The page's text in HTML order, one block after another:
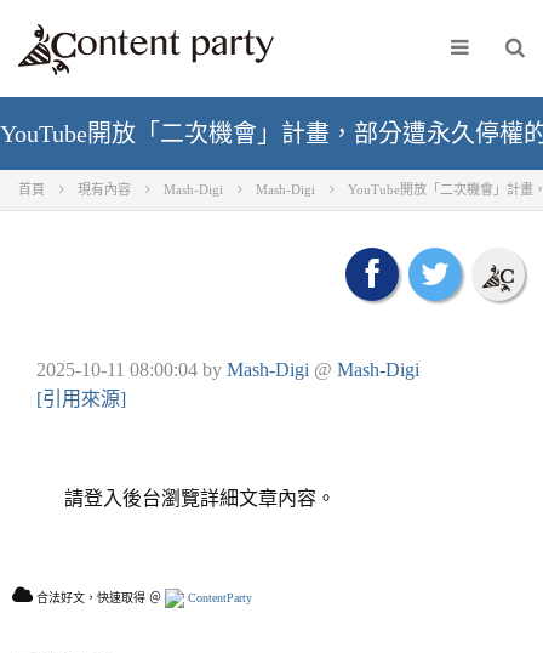
YouTube開放「二次機會」計畫，部分遭永久停權
首頁 現有內容 Mash-Digi Mash-Digi YouTube開放「二次機會」計畫
2025-10-11 08:00:04 by Mash-Digi @ Mash-Digi
[引用來源]
請登入後台瀏覽詳細文章內容。
合法好文，快速取得 ＠ ContentParty